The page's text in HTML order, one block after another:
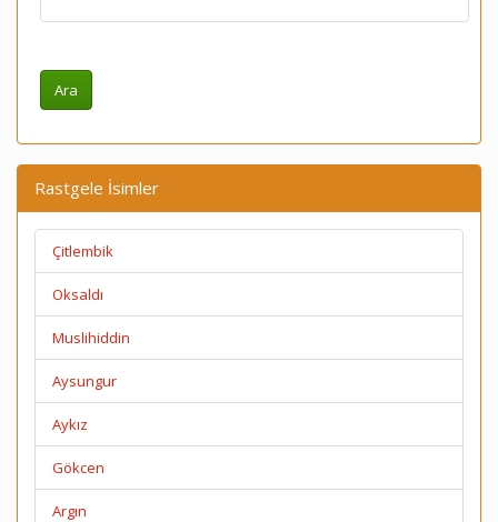
Rastgele İsimler
Çitlembik
Oksaldı
Muslihiddin
Aysungur
Aykız
Gökcen
Argın